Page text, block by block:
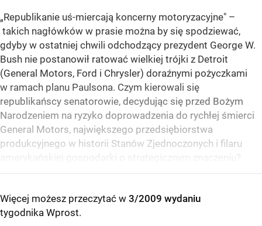
„Republikanie uś-miercają koncerny motoryzacyjne" –
takich nagłówków w prasie można by się spodziewać,
gdyby w ostatniej chwili odchodzący prezydent George W.
Bush nie postanowił ratować wielkiej trójki z Detroit
(General Motors, Ford i Chrysler) doraźnymi pożyczkami
w ramach planu Paulsona. Czym kierowali się
republikańscy senatorowie, decydując się przed Bożym
Narodzeniem na ryzyko doprowadzenia do rychłej śmierci
General Motors, największego przedsiębiorstwa
produkcyjnego w historii Stanów Zjednoczonych i filaru
amerykańskiej gospodarki o strategicznym znaczeniu?
Więcej możesz przeczytać w 3/2009 wydaniu
tygodnika Wprost.